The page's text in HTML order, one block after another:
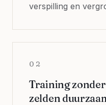
verspilling en
02
Training
zelden